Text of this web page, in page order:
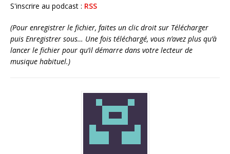
S'inscrire au podcast : RSS
(Pour enregistrer le fichier, faites un clic droit sur Télécharger
puis Enregistrer sous… Une fois téléchargé, vous n’avez plus qu’à
lancer le fichier pour qu’il démarre dans votre lecteur de
musique habituel.)